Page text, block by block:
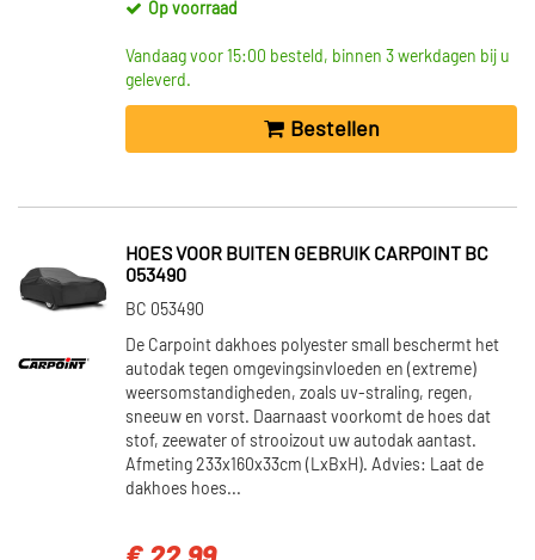
Op voorraad
Vandaag voor 15:00 besteld, binnen 3 werkdagen bij u
geleverd.
Bestellen
HOES VOOR BUITEN GEBRUIK CARPOINT BC
053490
BC 053490
De Carpoint dakhoes polyester small beschermt het
autodak tegen omgevingsinvloeden en (extreme)
weersomstandigheden, zoals uv-straling, regen,
sneeuw en vorst. Daarnaast voorkomt de hoes dat
stof, zeewater of strooizout uw autodak aantast.
Afmeting 233x160x33cm (LxBxH). Advies: Laat de
dakhoes hoes...